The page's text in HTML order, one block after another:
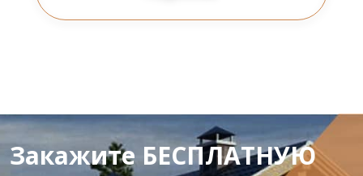
Закажите БЕСПЛАТНУЮ